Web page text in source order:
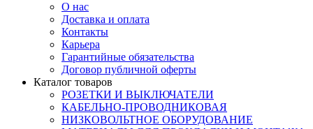
О нас
Доставка и оплата
Контакты
Карьера
Гарантийные обязательства
Договор публичной оферты
Каталог товаров
РОЗЕТКИ И ВЫКЛЮЧАТЕЛИ
КАБЕЛЬНО-ПРОВОДНИКОВАЯ
НИЗКОВОЛЬТНОЕ ОБОРУДОВАНИЕ